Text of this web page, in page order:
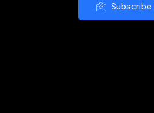
Subscribe